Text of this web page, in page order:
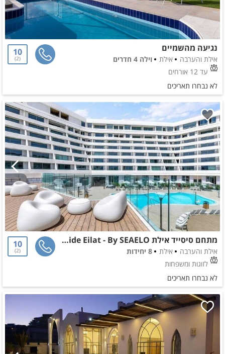
נגיעה מהשמיים
אילת והערבה אילת
וילה 4 חדרים
עד 12 אורחים
10
2
לא נבחרו תאריכים
מתחם סיסייד אילת SeaSide Eilat - By SEAELO
אילת והערבה אילת
8 יחידות
לזוגות ומשפחות
10
2
לא נבחרו תאריכים